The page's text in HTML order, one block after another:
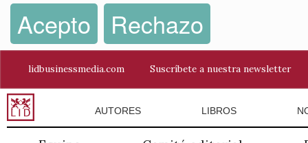
Acepto Rechazo
lidbusinessmedia.com Suscríbete a nuestra newsletter
AUTORES LIBROS